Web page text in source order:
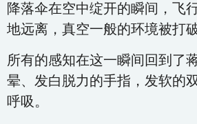
降落伞在空中绽开的瞬间，飞
地远离，真空一般的环境被打破
所有的感知在这一瞬间回到了
晕、发白脱力的手指，发软的
呼吸。